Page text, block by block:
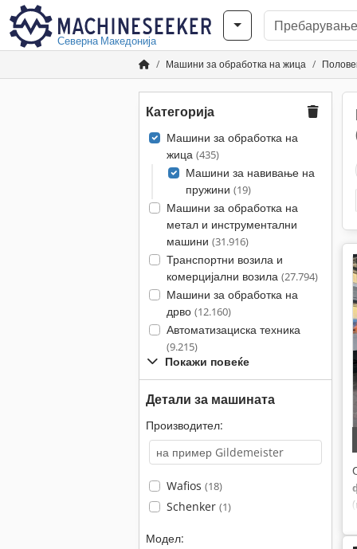
Северна Македонија
Машини за обработка на жица
Категорија
Машини за обработка на
жица (435)
Машини за навивање на
пружини (19)
Машини за обработка на
метал и инструментални
машини (31.916)
Транспортни возила и
комерцијални возила (27.794)
Машини за обработка на
дрво (12.160)
Автоматизациска техника
(9.215)
Покажи повеќе
Детали за машината
Производител:
Wafios (18)
Schenker (1)
Модел: